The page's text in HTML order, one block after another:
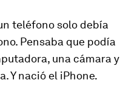
teléfono solo debía
Pensaba que podía
una cámara y
Y nació el iPhone.